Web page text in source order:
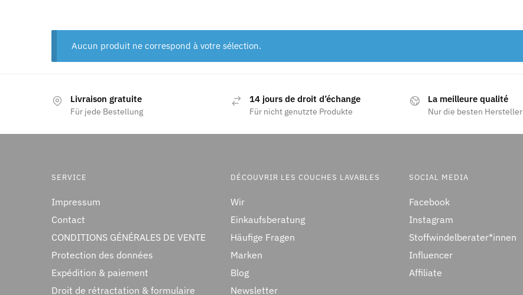
Aucun produit ne correspond à votre sélection.
Livraison gratuite
Für jede Bestellung
14 jours de droit d’échange
Für nicht genutzte Produkte
La meilleure qualité
Nur die besten Hersteller
SERVICE
Impressum
Contact
CONDITIONS GÉNÉRALES DE VENTE
Protection des données
Expédition & paiement
Droit de rétractation & formulaire
DÉCOUVRIR LES COUCHES LAVABLES
Wir
Einkaufsberatung
Häufige Fragen
Marken
Blog
Newsletter
SOCIAL MEDIA
Facebook
Instagram
Stoffwindelberater*innen
Influencer
Affiliate